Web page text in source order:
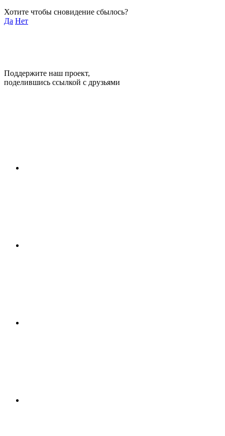
Хотите чтобы сновидение сбылось?
Да Нет
Поддержите наш проект,
поделившись ссылкой с друзьями